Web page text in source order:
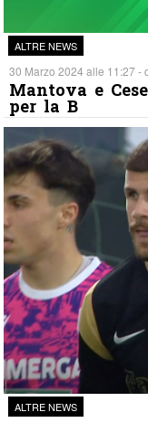
ALTRE NEWS
30 Marzo 2024 alle 11:27 -
Mantova e
per la B
ALTRE NEWS